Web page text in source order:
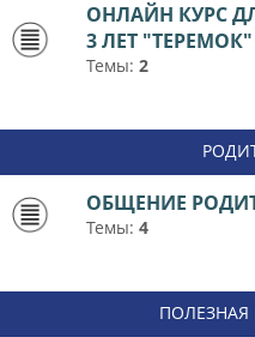
ОНЛАЙН КУРС
3 ЛЕТ "ТЕРЕМОК"
Темы: 2
ОБЩЕНИЕ
Темы: 4